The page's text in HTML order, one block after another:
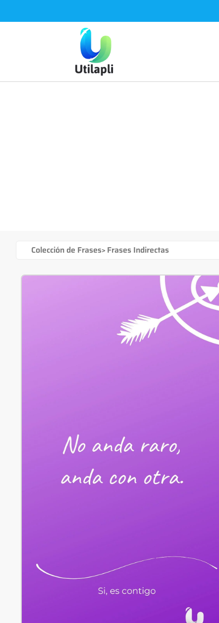
Colección de Frases> Frases Indirectas